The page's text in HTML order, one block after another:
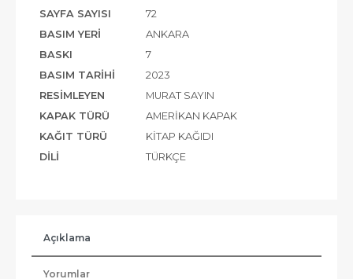
SAYFA SAYISI
72
BASIM YERI
ANKARA
BASKI
7
BASIM TARIHI
2023
RESIMLEYEN
MURAT SAYIN
KAPAK TÜRÜ
AMERIKAN KAPAK
KAĞIT TÜRÜ
KITAP KAĞIDI
DILI
TÜRKÇE
Açıklama
Yorumlar